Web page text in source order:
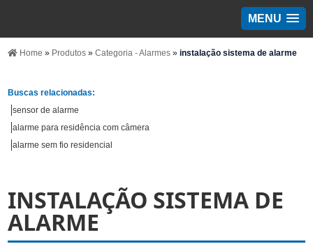
MENU
Home » Produtos»Categoria - Alarmes»instalação sistema de alarme
Buscas relacionadas:
sensor de alarme
alarme para residência com câmera
alarme sem fio residencial
INSTALAÇÃO SISTEMA DE
ALARME